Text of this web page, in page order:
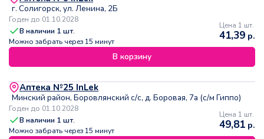
г. Солигорск, ул. Ленина, 2Б
Годен до 01.10.2028
В наличии 1 шт.
Можно забрать через 15 минут
Цена 1 шт.
41,39 р.
В корзину
Аптека №25 InLek
Минский район, Боровлянский с/с, д. Боровая, 7а (с/м Гиппо)
Годен до 01.10.2028
В наличии 1 шт.
Можно забрать через 15 минут
Цена 1 шт.
49,81 р.